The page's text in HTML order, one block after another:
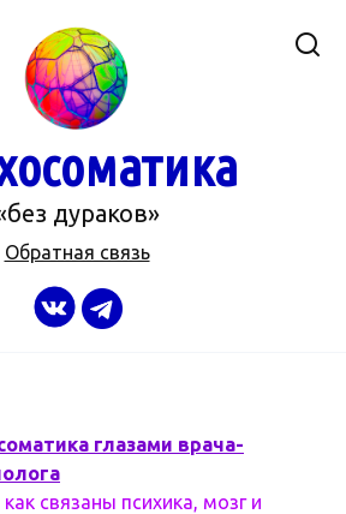
дураков»
Обратная связь
глазами врача-
связаны психика, мозг и